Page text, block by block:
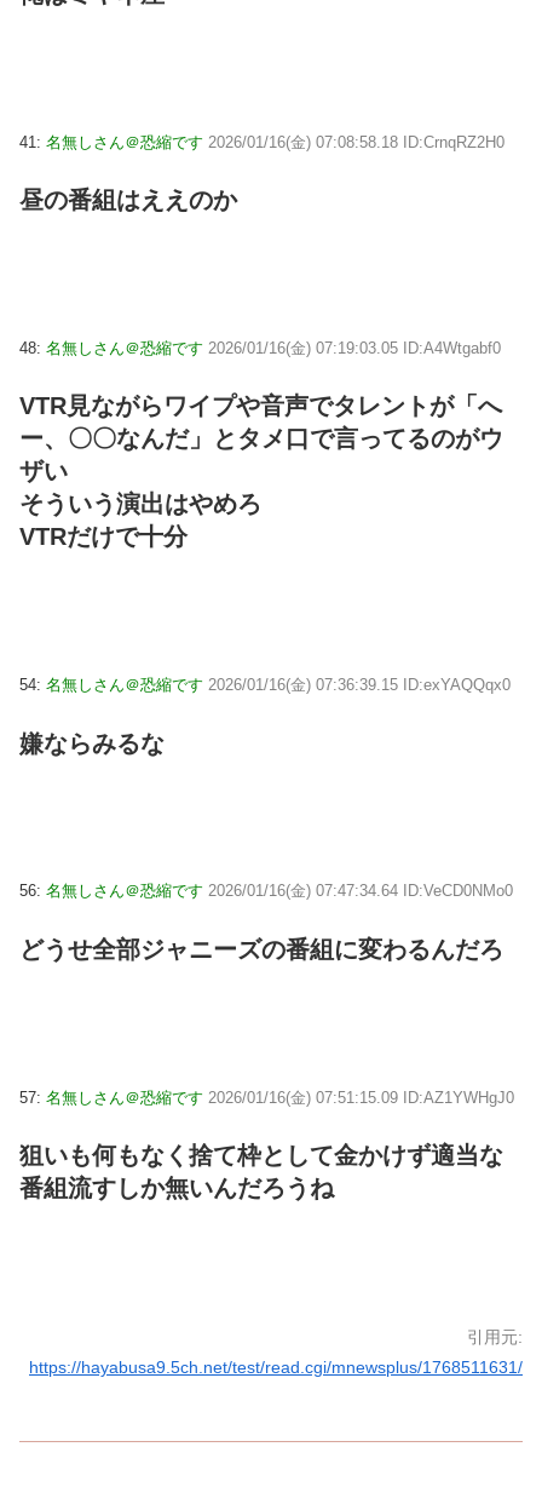
41: 名無しさん＠恐縮です 2026/01/16(金) 07:08:58.18 ID:CrnqRZ2H0
昼の番組はええのか
48: 名無しさん＠恐縮です 2026/01/16(金) 07:19:03.05 ID:A4Wtgabf0
VTR見ながらワイプや音声でタレントが「へ
ー、〇〇なんだ」とタメ口で言ってるのがウ
ザい
そういう演出はやめろ
VTRだけで十分
54: 名無しさん＠恐縮です 2026/01/16(金) 07:36:39.15 ID:exYAQQqx0
嫌ならみるな
56: 名無しさん＠恐縮です 2026/01/16(金) 07:47:34.64 ID:VeCD0NMo0
どうせ全部ジャニーズの番組に変わるんだろ
57: 名無しさん＠恐縮です 2026/01/16(金) 07:51:15.09 ID:AZ1YWHgJ0
狙いも何もなく捨て枠として金かけず適当な
番組流すしか無いんだろうね
引用元:
https://hayabusa9.5ch.net/test/read.cgi/mnewsplus/1768511631/